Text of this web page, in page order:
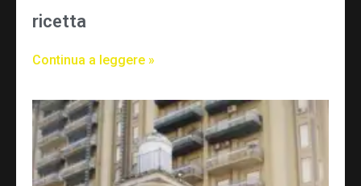
ricetta
Continua a leggere »